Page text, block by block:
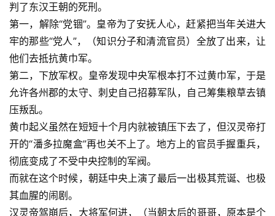
判了东汉王朝的死刑。
第一，解除“党锢”。皇帝为了安抚人心，赶紧把当年关进大
牢的那些“党人”，（知识分子和清流官员）全放了出来，让
他们去抵抗黄巾军。
第二，下放军权。皇帝发现中央军根本打不过黄巾军，于是
允许各州郡的太守、刺史自己招募军队，自己筹集粮草去镇
压叛乱。
黄巾起义虽然在短短十个月内就被镇压下去了，但汉灵帝打
开的“潘多拉魔盒”再也关不上了。地方上的官员手握重兵，
彻底变成了不受中央控制的军阀。
而就在这个时候，朝廷中央上演了最后一出极其荒诞、也极
其血腥的闹剧。
汉灵帝驾崩后，大将军何进，（当朝太后的哥哥，原本是个